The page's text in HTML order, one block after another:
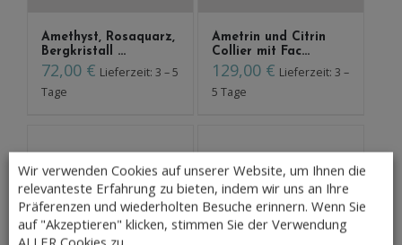
Amethyst, Rosaquarz,
Bergkristall ...
72,00 € Lieferzeit: 3 – 5
Tage
Ametrin und Citrin
Collier mit Fac...
129,00 € Lieferzeit: 3 –
5 Tage
Ametrin und Citrin
Collier mit Fac...
139,00€ Lieferzeit: 3 –
5 Tage
Ametrine and citrine
necklace with...
139,00€ Lieferzeit: 3 –
5 Tage
Wir verwenden Cookies auf unserer Website, um Ihnen die
relevanteste Erfahrung zu bieten, indem wir uns an Ihre
Präferenzen und wiederholten Besuche erinnern. Wenn Sie
auf "Akzeptieren" klicken, stimmen Sie der Verwendung